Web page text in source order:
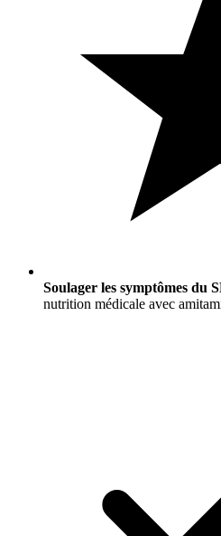
Soulager les symptômes du
nutrition médicale avec